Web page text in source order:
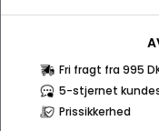
Fri fragt fra 995
5-stjernet
Prissikkerhed